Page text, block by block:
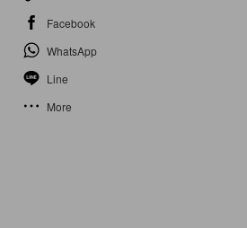
Facebook
WhatsApp
Line
More